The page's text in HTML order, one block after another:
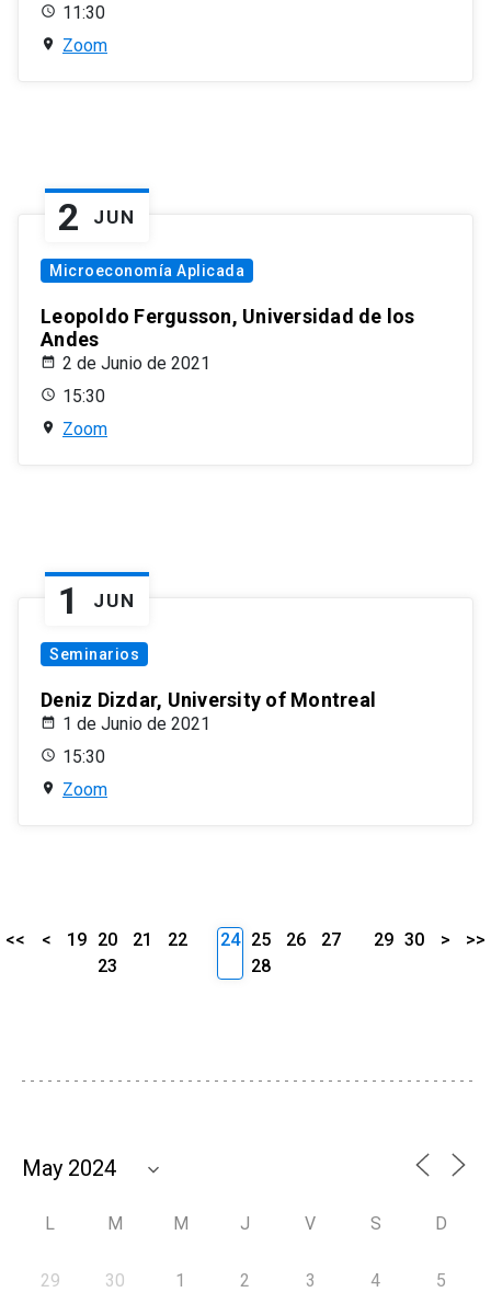
11:30
Zoom
2 JUN
Microeconomía Aplicada
Leopoldo Fergusson, Universidad de los
Andes
2 de Junio de 2021
15:30
Zoom
1 JUN
Seminarios
Deniz Dizdar, University of Montreal
1 de Junio de 2021
15:30
Zoom
<< < 19 20 21
22
23
24 25 26
27
28
29 30 > >>
L M M J V S D
29 30 1 2 3 4 5